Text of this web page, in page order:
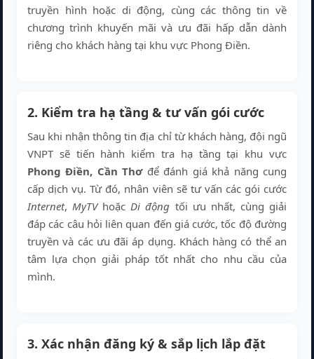
truyền hình hoặc di động, cùng các thông tin về
chương trình khuyến mãi và ưu đãi hấp dẫn dành
riêng cho khách hàng tại khu vực Phong Điền.
2. Kiểm tra hạ tầng & tư vấn gói cước
Sau khi nhận thông tin địa chỉ từ khách hàng, đội ngũ
VNPT sẽ tiến hành kiểm tra hạ tầng tại khu vực
Phong Điền, Cần Thơđể đánh giá khả năng cung
cấp dịch vụ. Từ đó, nhân viên sẽ tư vấn các gói cước
Internet, MyTVhoặc Di động tối ưu nhất, cùng giải
đáp các câu hỏi liên quan đến giá cước, tốc độ đường
truyền và các ưu đãi áp dụng. Khách hàng có thể an
tâm lựa chọn giải pháp tốt nhất cho nhu cầu của
mình.
3. Xác nhận đăng ký & sắp lịch lắp đặt